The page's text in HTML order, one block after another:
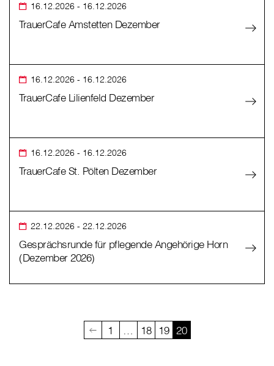
16.12.2026 - 16.12.2026
TrauerCafe Amstetten Dezember
16.12.2026 - 16.12.2026
TrauerCafe Lilienfeld Dezember
16.12.2026 - 16.12.2026
TrauerCafe St. Pölten Dezember
22.12.2026 - 22.12.2026
Gesprächsrunde für pflegende Angehörige Horn
(Dezember 2026)
1 … 18 19 20